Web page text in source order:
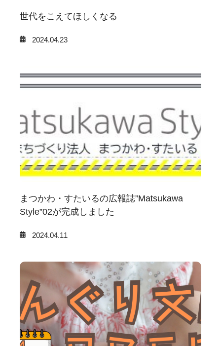
世代をこえてほしくなる
2024.04.23
まつかわ・すたいるの広報誌”Matsukawa
Style”02が完成しました
2024.04.11